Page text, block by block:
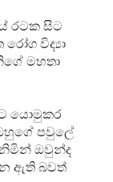
රටක සිට
රෝග විද්‍යා
මහතා
යොමුකර
පවුලේ
ඔවුන්ද
ඇති බවත්